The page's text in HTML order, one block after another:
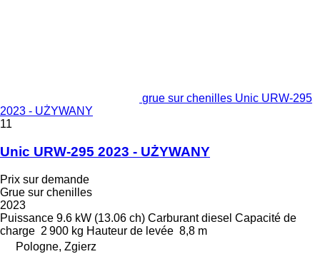
grue sur chenilles Unic URW-295
2023 - UŻYWANY
11
Unic URW-295 2023 - UŻYWANY
Prix sur demande
Grue sur chenilles
2023
Puissance 9.6 kW (13.06 ch) Carburant diesel Capacité de
charge 2 900 kg Hauteur de levée 8,8 m
Pologne, Zgierz